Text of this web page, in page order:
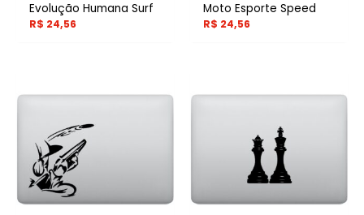
Evolução Humana Surf
R$ 24,56
Moto Esporte Speed
R$ 24,56